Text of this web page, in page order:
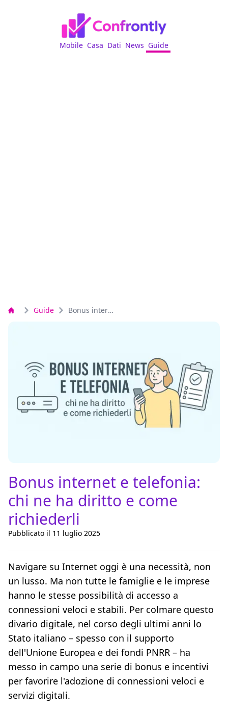
Mobile Casa Dati News Guide
Guide Bonus internet e telefonia: chi ne ha diritto e come richiederli
Bonus internet e telefonia:
chi ne ha diritto e come
richiederli
Pubblicato il 11 luglio 2025
Navigare su Internet oggi è una necessità, non
un lusso. Ma non tutte le famiglie e le imprese
hanno le stesse possibilità di accesso a
connessioni veloci e stabili. Per colmare questo
divario digitale, nel corso degli ultimi anni lo
Stato italiano – spesso con il supporto
dell'Unione Europea e dei fondi PNRR – ha
messo in campo una serie di bonus e incentivi
per favorire l'adozione di connessioni veloci e
servizi digitali.